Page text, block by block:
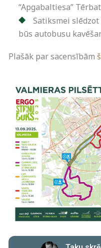
“Apgabaltiesa”
Satiksmei
būs autobusu
Plašāk par sacensībām